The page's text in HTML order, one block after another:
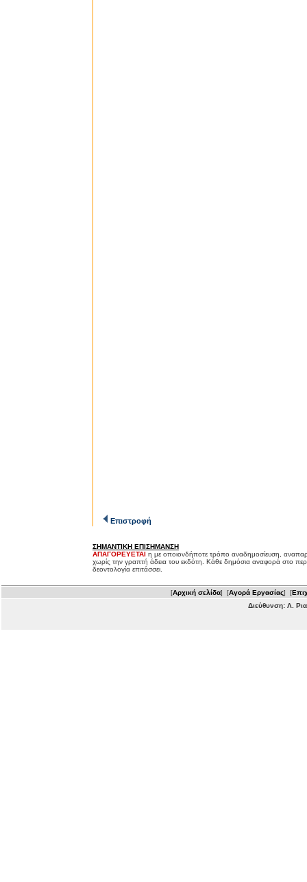
Επιστροφή
ΣΗΜΑΝΤΙΚΗ ΕΠΙΣΗΜΑΝΣΗ
ΑΠΑΓΟΡΕΥΕΤΑΙ η με οποιονδήποτε τρόπο αναδημοσίευση,
χωρίς την γραπτή άδεια του εκδότη. Κάθε δημόσια αναφορά στο
δεοντολογία επιτάσσει.
[Αρχική σελίδα] [Αγορά Εργασίας] [
Διεύθυνση: Λ.